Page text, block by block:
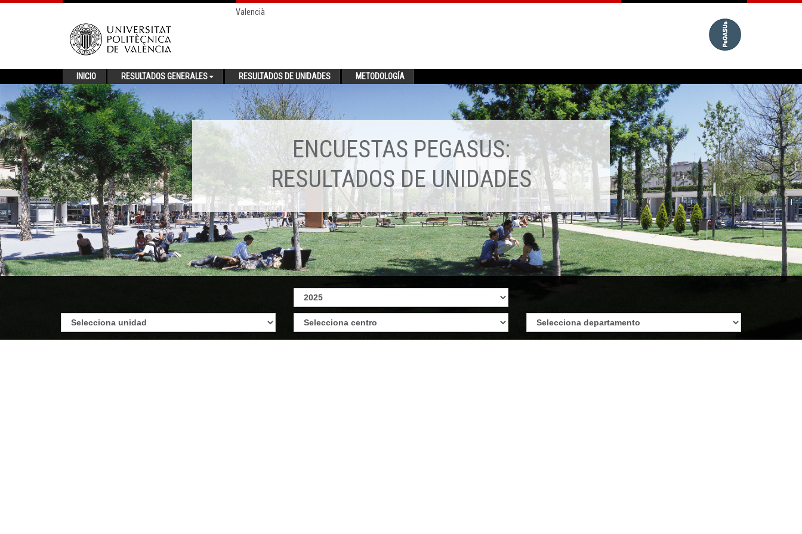
Valencià
INICIO RESULTADOS GENERALES RESULTADOS DE UNIDADES METODOLOGÍA
ENCUESTAS PEGASUS:
RESULTADOS DE UNIDADES